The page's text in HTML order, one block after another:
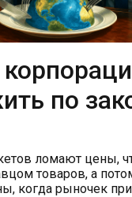
по
ломают цены,
товаров, а
когда рыночек